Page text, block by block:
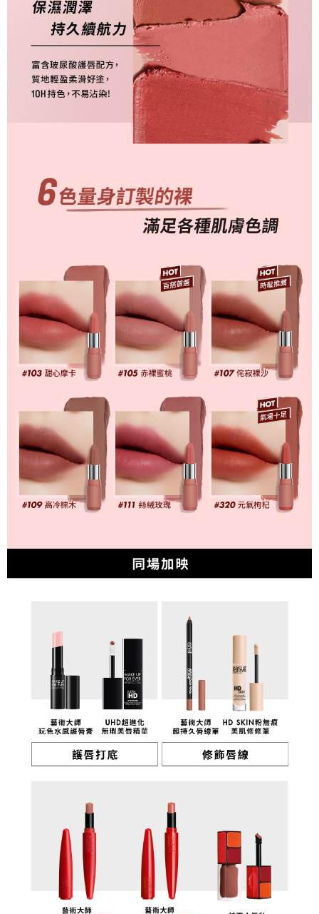
２．訂單成立數日內，您將收到繳費通知簡訊。
３．收到繳費通知簡訊後14天內，點擊此簡訊中的連結，可透過四大超商／
ATM／網路銀行／等多元方式進行付款，方視為交易完成。
※ 請注意：結帳手續完成當下不需立刻繳費，但若您需要取消訂單，請聯絡
購買商品的店家。未經商家同意取消之訂單仍視為有效，需透過AFTEE先享
後付繳納相關費用。
※ 交易是否成功請以「AFTEE先享後付 」之結帳頁面顯示為準，若有關於
是否繳費成功／繳費後需取消欲退款等相關疑問，請聯繫「AFTEE先享後付
https://netprotections.freshdesk.com/support/home
１．透過由恩沛科技股份有限公司提供之「AFTEE先享後付」服務完成之交
２．關於個人資料處理事宜，請瀏覽以下網址：
https://aftee.tw/terms/#terms3
３．未成年的使用者請事先徵得法定代理人或監護人之同意方可使用
「AFTEE先享後付」，若未經同意申辦者引起之損失，本公司不負相關責
時審查核予不同之上限額度；若仍有額度不足之情形，本公司將視審查結果
請求用戶進行身份認證。
５．嚴禁一人註冊多個帳號或使用他人資訊註冊。若發現惡意使用之情形，
恩沛科技股份有限公司將有權停止該用戶之使用額度並採取法律行動。
7-11取貨付款
每筆NT$80，滿NT$1,200(含以上)免運費
每筆NT$80，滿NT$1,200(含以上)免運費
每筆NT$120，滿NT$1,500(含以上)免運費